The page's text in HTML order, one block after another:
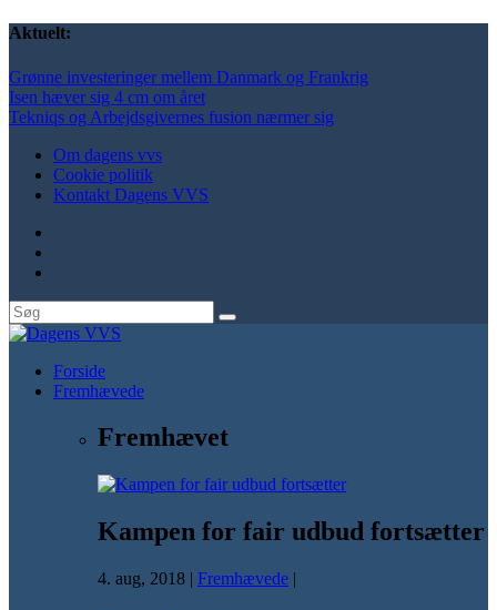
Aktuelt:
Grønne investeringer mellem Danmark og Frankrig
Isen hæver sig 4 cm om året
Tekniqs og Arbejdsgivernes fusion nærmer sig
Om dagens vvs
Cookie politik
Kontakt Dagens VVS
Forside
Fremhævede
Fremhævet
Kampen for fair udbud fortsætter
4. aug, 2018 | Fremhævede |